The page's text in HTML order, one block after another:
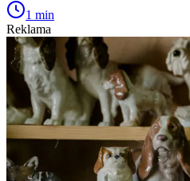
1 min
Reklama